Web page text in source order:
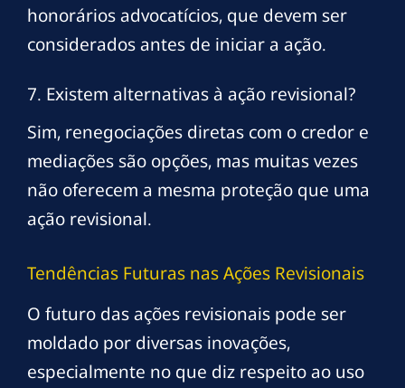
honorários advocatícios, que devem ser
considerados antes de iniciar a ação.
7. Existem alternativas à ação revisional?
Sim, renegociações diretas com o credor e
mediações são opções, mas muitas vezes
não oferecem a mesma proteção que uma
ação revisional.
Tendências Futuras nas Ações Revisionais
O futuro das ações revisionais pode ser
moldado por diversas inovações,
especialmente no que diz respeito ao uso